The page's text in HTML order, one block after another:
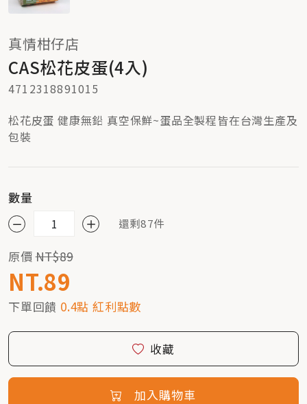
真情柑仔店
CAS松花皮蛋(4入)
4712318891015
松花皮蛋 健康無鉛 真空保鮮~蛋品全製程皆在台灣生產及
包裝
數量
還剩87件
原價NT$89
NT.89
下單回饋 0.4點 紅利點數
收藏
加入購物車